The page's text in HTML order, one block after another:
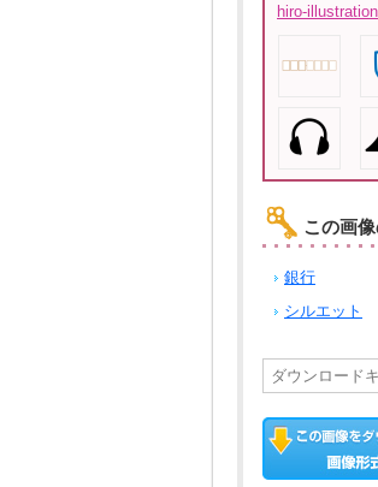
hiro-
この画
銀行
シルエット